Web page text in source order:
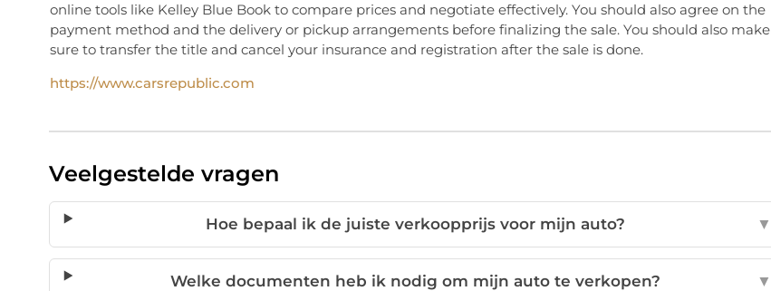
online tools like Kelley Blue Book to compare prices and negotiate effectively. You should also agree on the
payment method and the delivery or pickup arrangements before finalizing the sale. You should also make
sure to transfer the title and cancel your insurance and registration after the sale is done.
https://www.carsrepublic.com
Veelgestelde vragen
Hoe bepaal ik de juiste verkoopprijs voor mijn auto? ▼
Welke documenten heb ik nodig om mijn auto te verkopen? ▼